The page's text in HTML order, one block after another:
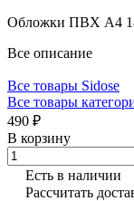
Обложки ПВХ А4
Все описание
Все товары Sidose
Все товары
490 ₽
В корзину
Есть в наличии
Рассчитать